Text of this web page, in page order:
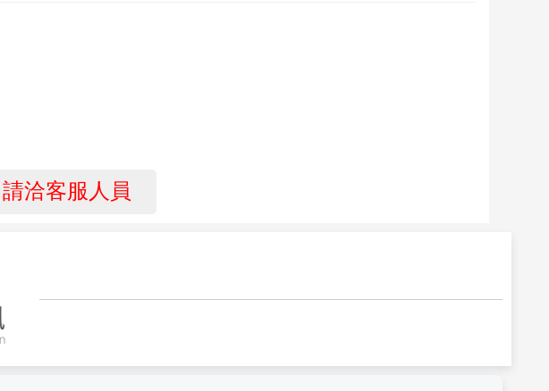
請洽客服人員